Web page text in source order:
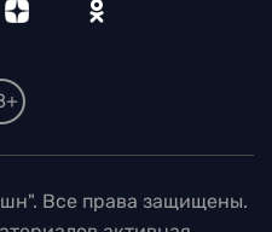
Все права защищены.